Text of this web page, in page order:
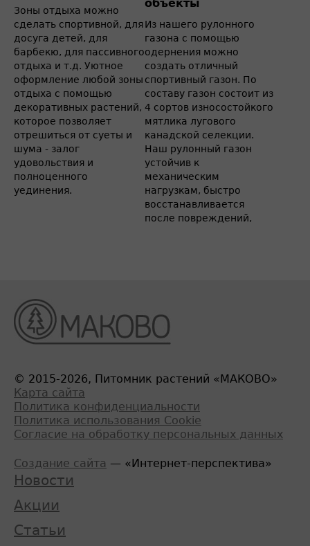
Зоны отдыха можно
сделать спортивной, для
досуга детей, для
барбекю, для пассивного
отдыха и т.д. Уютное
оформление любой зоны
отдыха с помощью
декоративных растений,
которое позволяет
отрешиться от суеты и
шума - залог
удовольствия и
полноценного
уединения.
объекты
Из нашего рулонного
газона с помощью
одернения можно
создать отличный
спортивный газон. По
составу газон состоит из
4 сортов износостойкого
мятлика лугового
канадской селекции.
Наш рулонный газон
устойчив к
механическим
нагрузкам, быстро
восстанавливается
после повреждений,
© 2015-2026, Питомник растений «МАКОВО»
Карта сайта
Политика конфиденциальности
Политика использования Cookie
Согласие на обработку персональных данных
Создание сайта — «Интернет-перспектива»
Новости
Акции
Статьи